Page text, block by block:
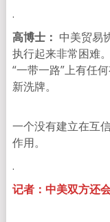
.
高博士： 中美贸易
执行起来非常困难
“一带一路”上有任
新洗牌。
一个没有建立在互
作用。
.
记者：中美双方还